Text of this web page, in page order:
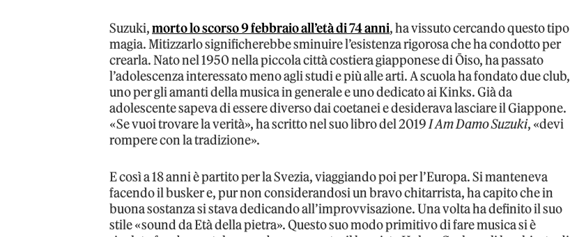
Suzuki,morto lo scorso 9 febbraio all’età di 74 anni, ha vissuto cercando questo tipo
magia. Mitizzarlo significherebbe sminuire l’esistenza rigorosa che ha condotto per
crearla. Nato nel 1950 nella piccola città costiera giapponese di Ōiso, ha passato
l’adolescenza interessato meno agli studi e più alle arti. A scuola ha fondato due club,
uno per gli amanti della musica in generale e uno dedicato ai Kinks. Già da
adolescente sapeva di essere diverso dai coetanei e desiderava lasciare il Giappone.
«Se vuoi trovare la verità», ha scritto nel suo libro del 2019I Am Damo Suzuki, «devi
rompere con la tradizione».
E così a 18 anni è partito per la Svezia, viaggiando poi per l’Europa. Si manteneva
facendo il busker e, pur non considerandosi un bravo chitarrista, ha capito che in
buona sostanza si stava dedicando all’improvvisazione. Una volta ha definito il suo
stile «sound da Età della pietra». Questo suo modo primitivo di fare musica si è